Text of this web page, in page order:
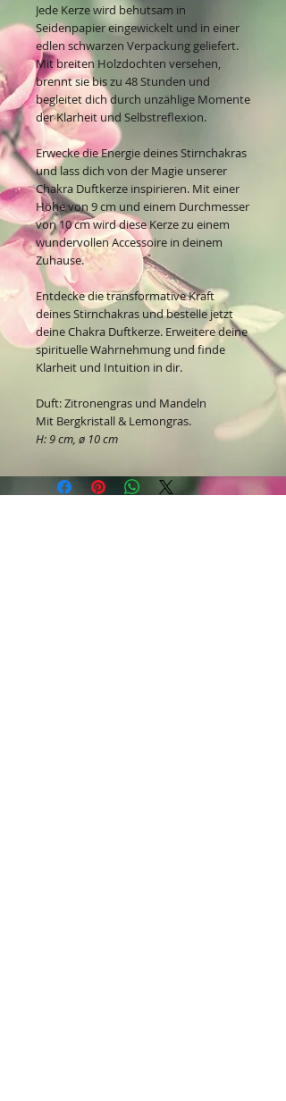
Jede Kerze wird behutsam in
Seidenpapier eingewickelt und in einer
edlen schwarzen Verpackung geliefert.
Mit breiten Holzdochten versehen,
brennt sie bis zu 48 Stunden und
begleitet dich durch unzählige Momente
der Klarheit und Selbstreflexion.
Erwecke die Energie deines Stirnchakras
und lass dich von der Magie unserer
Chakra Duftkerze inspirieren. Mit einer
Höhe von 9 cm und einem Durchmesser
von 10 cm wird diese Kerze zu einem
wundervollen Accessoire in deinem
Zuhause.
Entdecke die transformative Kraft
deines Stirnchakras und bestelle jetzt
deine Chakra Duftkerze. Erweitere deine
spirituelle Wahrnehmung und finde
Klarheit und Intuition in dir.
Duft: Zitronengras und Mandeln
Mit Bergkristall & Lemongras.
H: 9 cm, ø 10 cm